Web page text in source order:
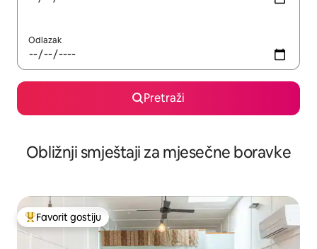
Odlazak
Pretraži
Obližnji smještaji za mjesečne boravke
Glavni favorit gostiju
Favorit gostiju